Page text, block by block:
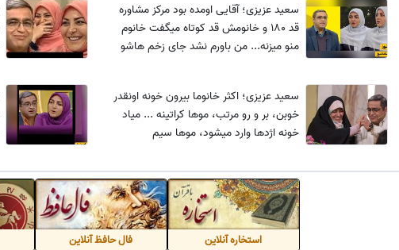
سعید عزیزی؛ آقایی اومده بود مرکز مشاوره
قد 180 و خانومش قد کوتاه میگفت خانوم
منو میزنه... من باورم نشد جای زخم هاشو
سعید عزیزی؛ اکثر خانوما بیرون خونه اونقدر
خوبن، بر و رو مرتب، موها کراتینه ... میاد
خونه اژدها وارد میشود، موها سیم
زندگی کنیم؟🤣
استخاره آنلاین فال حافظ آنلاین